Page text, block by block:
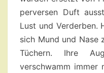
perversen Duft
Lust und Verderben.
sich Mund und Nase
Tüchern. Ihre
verschwamm immer